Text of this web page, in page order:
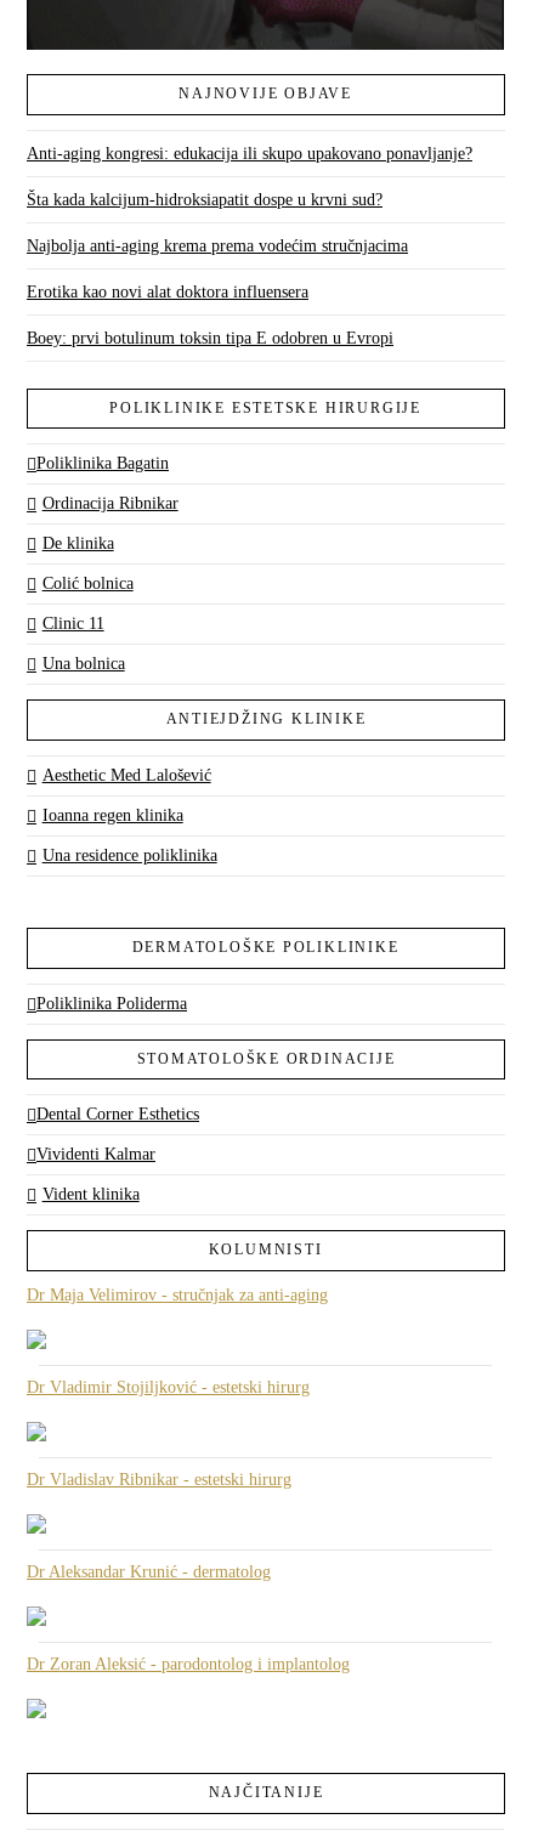
NAJNOVIJE OBJAVE
Anti-aging kongresi: edukacija ili skupo upakovano ponavljanje?
Šta kada kalcijum-hidroksiapatit dospe u krvni sud?
Najbolja anti-aging krema prema vodećim stručnjacima
Erotika kao novi alat doktora influensera
Boey: prvi botulinum toksin tipa E odobren u Evropi
POLIKLINIKE ESTETSKE HIRURGIJE
Poliklinika Bagatin
Ordinacija Ribnikar
De klinika
Colić bolnica
Clinic 11
Una bolnica
ANTIEJDŽING KLINIKE
Aesthetic Med Lalošević
Ioanna regen klinika
Una residence poliklinika
DERMATOLOŠKE POLIKLINIKE
Poliklinika Poliderma
STOMATOLOŠKE ORDINACIJE
Dental Corner Esthetics
Vividenti Kalmar
Vident klinika
KOLUMNISTI
Dr Maja Velimirov - stručnjak za anti-aging
Dr Vladimir Stojiljković - estetski hirurg
Dr Vladislav Ribnikar - estetski hirurg
Dr Aleksandar Krunić - dermatolog
Dr Zoran Aleksić - parodontolog i implantolog
NAJČITANIJE